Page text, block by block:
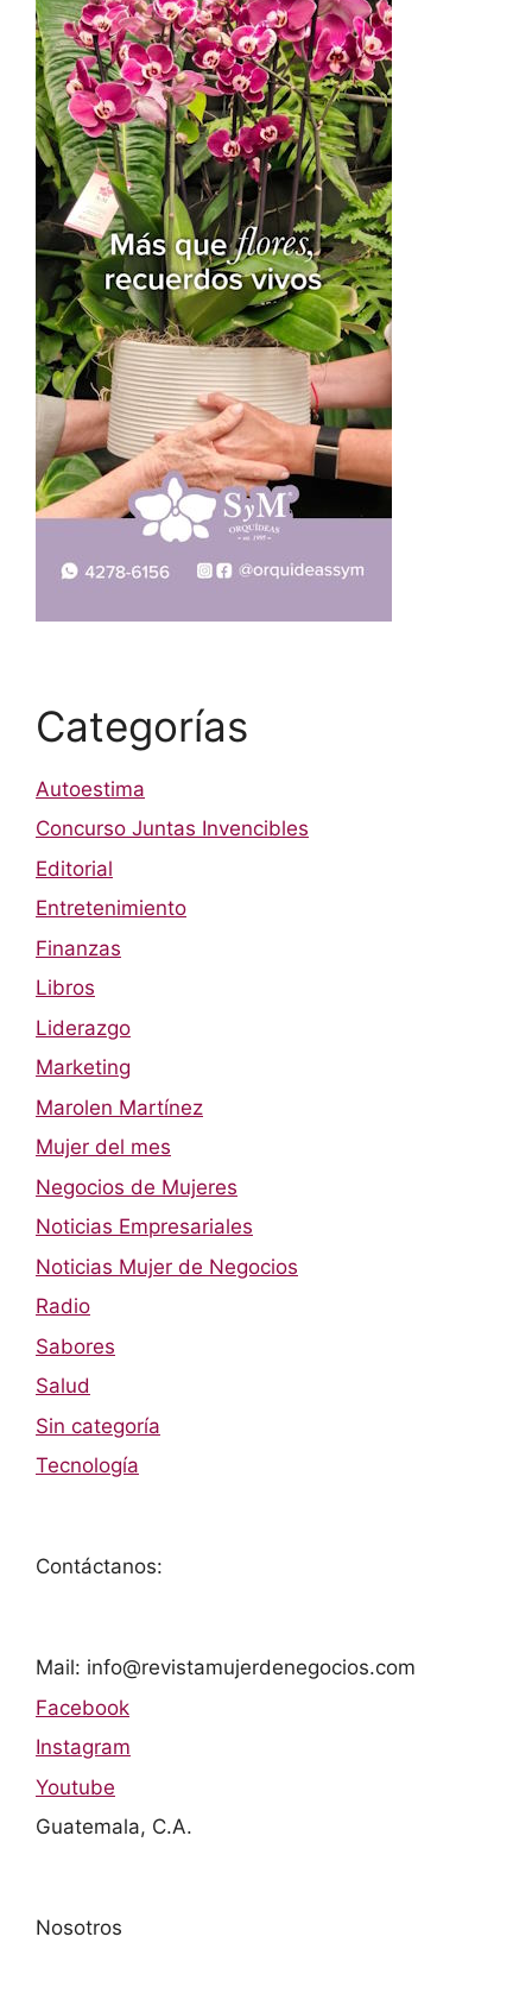
Categorías
Autoestima
Concurso Juntas Invencibles
Editorial
Entretenimiento
Finanzas
Libros
Liderazgo
Marketing
Marolen Martínez
Mujer del mes
Negocios de Mujeres
Noticias Empresariales
Noticias Mujer de Negocios
Radio
Sabores
Salud
Sin categoría
Tecnología
Contáctanos:
Mail: info@revistamujerdenegocios.com
Facebook
Instagram
Youtube
Guatemala, C.A.
Nosotros